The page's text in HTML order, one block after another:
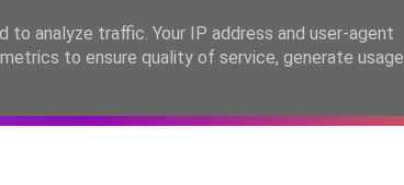
PORTUGAL LANÇAMENTOS ESPECIAIS
analyze traffic. Your IP address and user-agent
to ensure quality of service, generate usage